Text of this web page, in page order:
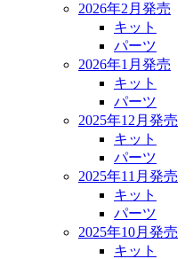
2026年2月発売
キット
パーツ
2026年1月発売
キット
パーツ
2025年12月発売
キット
パーツ
2025年11月発売
キット
パーツ
2025年10月発売
キット